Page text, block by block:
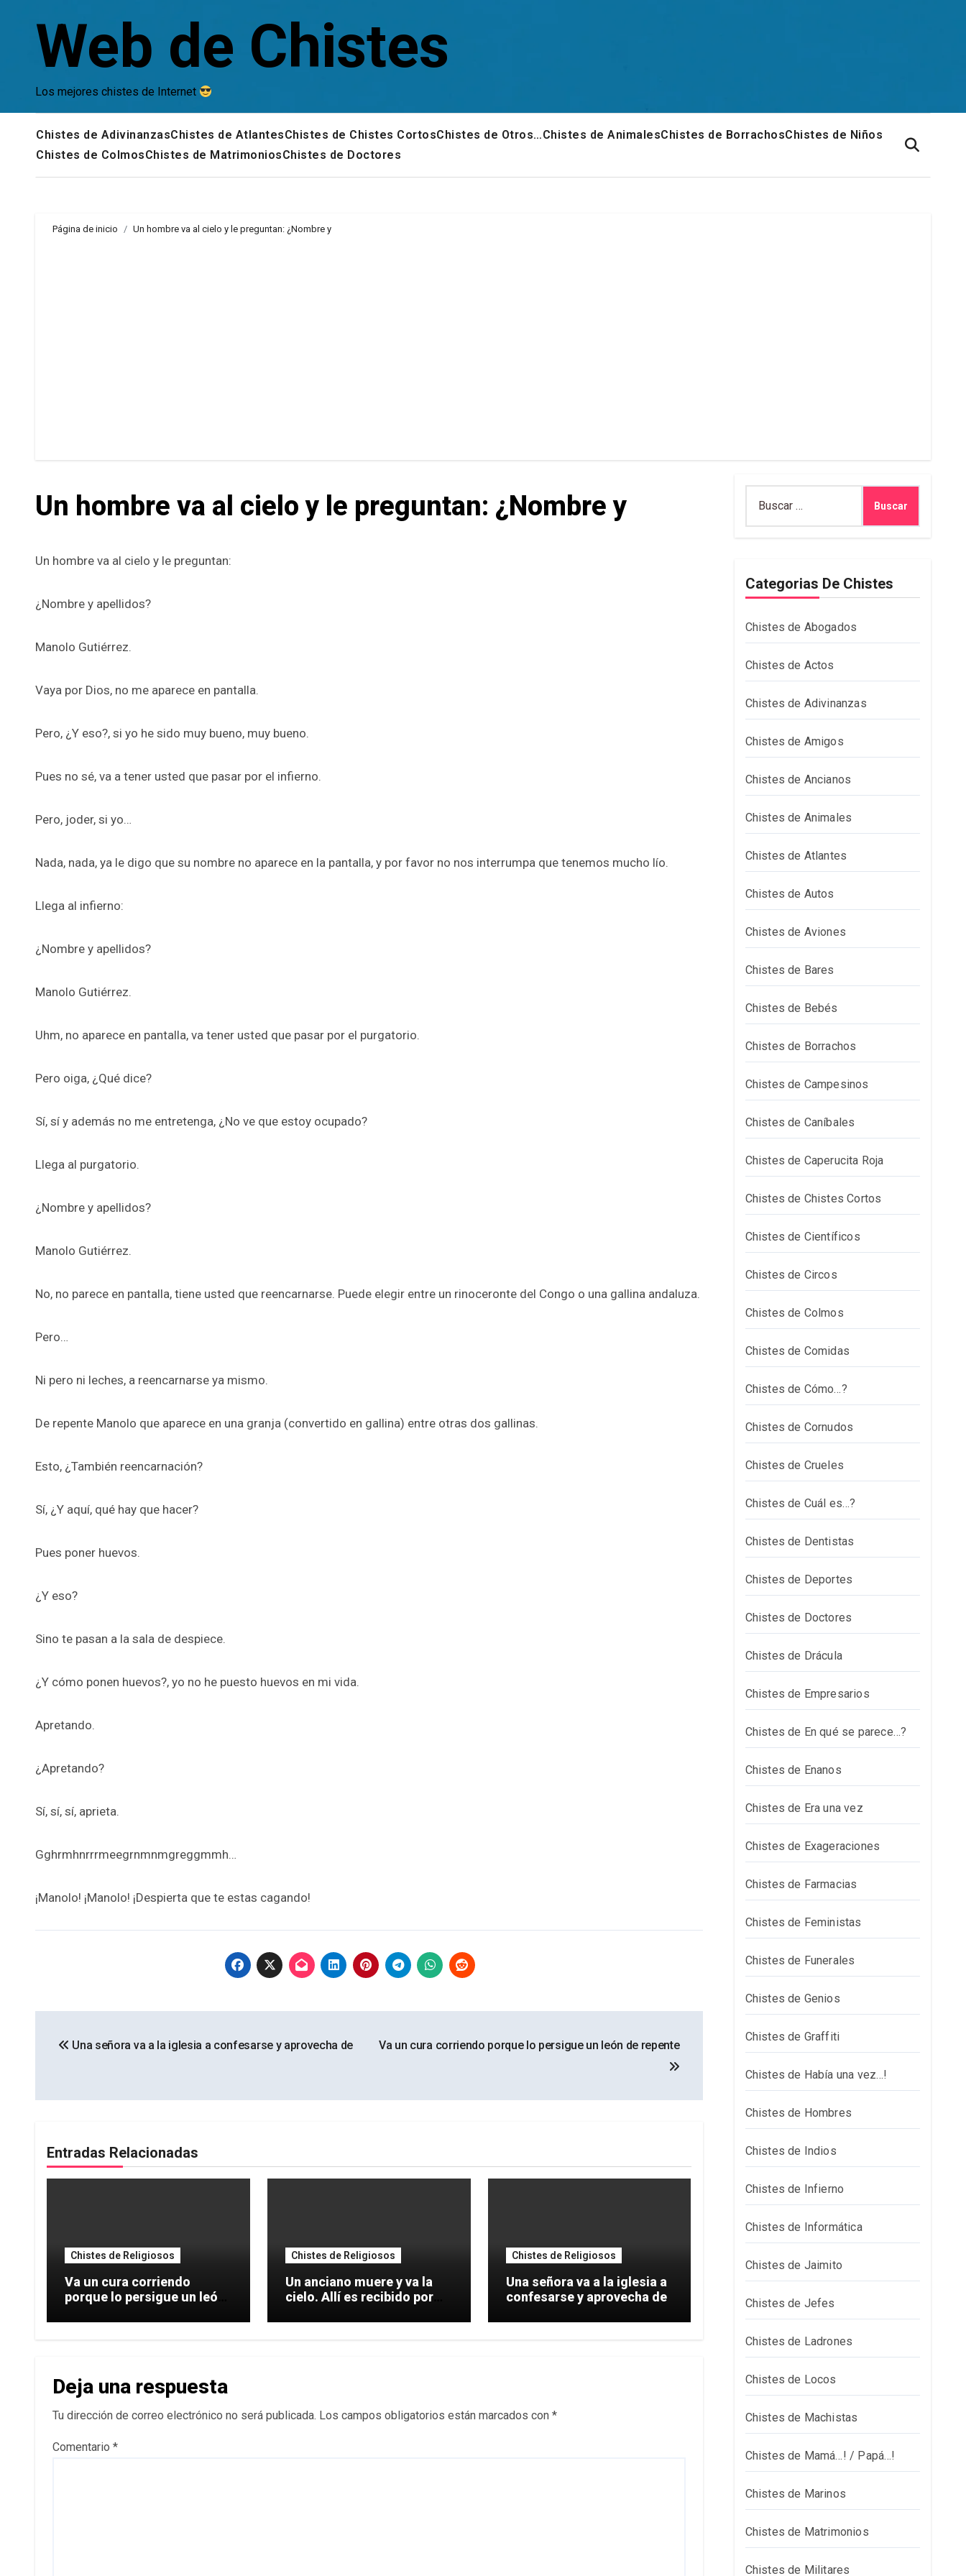
contenidoWeb de Chistes
Los mejores chistes de Internet
Chistes de AdivinanzasChistes de AtlantesChistes de Chistes CortosChistes de Otros…Chistes de AnimalesChistes de BorrachosChistes de Niños
Chistes de ColmosChistes de MatrimoniosChistes de Doctores
Página de inicio Un hombre va al cielo y le preguntan: ¿Nombre y
Un hombre va al cielo y le preguntan: ¿Nombre y
Un hombre va al cielo y le preguntan:
¿Nombre y apellidos?
Manolo Gutiérrez.
Vaya por Dios, no me aparece en pantalla.
Pero, ¿Y eso?, si yo he sido muy bueno, muy bueno.
Pues no sé, va a tener usted que pasar por el infierno.
Pero, joder, si yo…
Nada, nada, ya le digo que su nombre no aparece en la pantalla, y por favor no nos interrumpa que tenemos mucho lío.
Llega al infierno:
¿Nombre y apellidos?
Manolo Gutiérrez.
Uhm, no aparece en pantalla, va tener usted que pasar por el purgatorio.
Pero oiga, ¿Qué dice?
Sí, sí y además no me entretenga, ¿No ve que estoy ocupado?
Llega al purgatorio.
¿Nombre y apellidos?
Manolo Gutiérrez.
No, no parece en pantalla, tiene usted que reencarnarse. Puede elegir entre un rinoceronte del Congo o una gallina andaluza.
Pero…
Ni pero ni leches, a reencarnarse ya mismo.
De repente Manolo que aparece en una granja (convertido en gallina) entre otras dos gallinas.
Esto, ¿También reencarnación?
Sí, ¿Y aquí, qué hay que hacer?
Pues poner huevos.
¿Y eso?
Sino te pasan a la sala de despiece.
¿Y cómo ponen huevos?, yo no he puesto huevos en mi vida.
Apretando.
¿Apretando?
Sí, sí, sí, aprieta.
Gghrmhnrrrmeegrnmnmgreggmmh…
¡Manolo! ¡Manolo! ¡Despierta que te estas cagando!
de
Una señora va a la iglesia a confesarse y aprovecha de Va un cura corriendo porque lo persigue un león de repente
Entradas Relacionadas
Chistes de Religiosos
Va un cura corriendo
porque lo persigue un león
Chistes de Religiosos
Un anciano muere y va la
cielo. Allí es recibido por
Chistes de Religiosos
Una señora va a la iglesia a
confesarse y aprovecha de
Deja una respuesta
Tu dirección de correo electrónico no será publicada. Los campos obligatorios están marcados con *
Comentario *
Categorias De Chistes
Chistes de Abogados
Chistes de Actos
Chistes de Adivinanzas
Chistes de Amigos
Chistes de Ancianos
Chistes de Animales
Chistes de Atlantes
Chistes de Autos
Chistes de Aviones
Chistes de Bares
Chistes de Bebés
Chistes de Borrachos
Chistes de Campesinos
Chistes de Caníbales
Chistes de Caperucita Roja
Chistes de Chistes Cortos
Chistes de Científicos
Chistes de Circos
Chistes de Colmos
Chistes de Comidas
Chistes de Cómo…?
Chistes de Cornudos
Chistes de Crueles
Chistes de Cuál es…?
Chistes de Dentistas
Chistes de Deportes
Chistes de Doctores
Chistes de Drácula
Chistes de Empresarios
Chistes de En qué se parece…?
Chistes de Enanos
Chistes de Era una vez
Chistes de Exageraciones
Chistes de Farmacias
Chistes de Feministas
Chistes de Funerales
Chistes de Genios
Chistes de Graffiti
Chistes de Había una vez…!
Chistes de Hombres
Chistes de Indios
Chistes de Infierno
Chistes de Informática
Chistes de Jaimito
Chistes de Jefes
Chistes de Ladrones
Chistes de Locos
Chistes de Machistas
Chistes de Mamá…! / Papá…!
Chistes de Marinos
Chistes de Matrimonios
Chistes de Militares